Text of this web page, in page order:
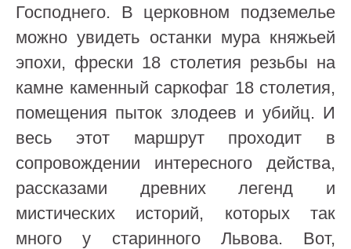
Господнего. В церковном подземелье
можно увидеть останки мура княжьей
эпохи, фрески 18 столетия резьбы на
камне каменный саркофаг 18 столетия,
помещения пыток злодеев и убийц. И
весь этот маршрут проходит в
сопровождении интересного действа,
рассказами древних легенд и
мистических историй, которых так
много у старинного Львова. Вот,